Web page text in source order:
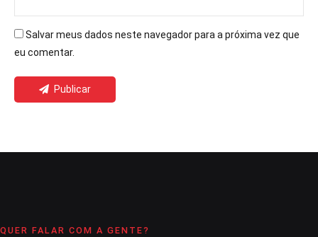
Salvar meus dados neste navegador para a próxima vez que
eu comentar.
Publicar
QUER FALAR COM A GENTE?